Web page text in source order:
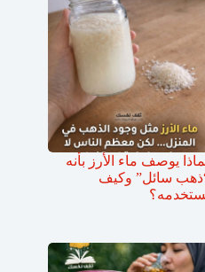
يوصف ماء الأرز بأنه
سائل” وكيف